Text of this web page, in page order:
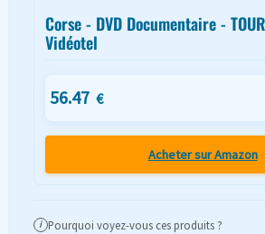
Corse - DVD Documentaire -
Vidéotel
56.47 €
Acheter sur Amazon
i Pourquoi voyez-vous ces produits ?